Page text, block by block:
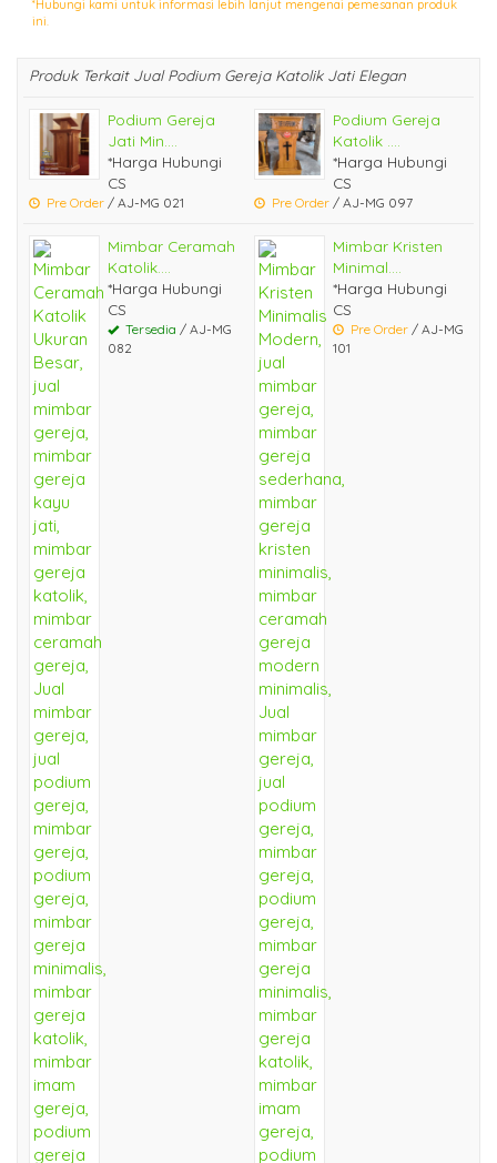
*Hubungi kami untuk informasi lebih lanjut mengenai pemesanan produk
ini.
Produk Terkait Jual Podium Gereja Katolik Jati Elegan
Podium Gereja
Jati Min....
*Harga Hubungi
CS
Pre Order / AJ-MG 021
Podium Gereja
Katolik ....
*Harga Hubungi
CS
Pre Order / AJ-MG 097
Mimbar Ceramah
Katolik....
*Harga Hubungi
CS
Tersedia / AJ-MG
082
Mimbar Kristen
Minimal....
*Harga Hubungi
CS
Pre Order / AJ-MG
101